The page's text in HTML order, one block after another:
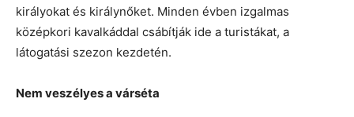
királyokat és királynőket. Minden évben izgalmas
középkori kavalkáddal csábítják ide a turistákat, a
látogatási szezon kezdetén.
Nem veszélyes a várséta